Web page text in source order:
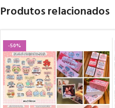
Produtos relacionados
-50%